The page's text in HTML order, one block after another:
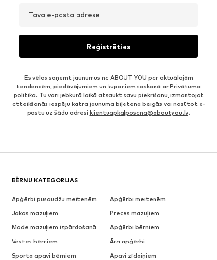
Tava e-pasta adrese
Reģistrēties
Es vēlos saņemt jaunumus no ABOUT YOU par aktuālajām
tendencēm, piedāvājumiem un kuponiem saskaņā ar Privātuma
politika. Tu vari jebkurā laikā atsaukt savu piekrišanu, izmantojot
atteikšanās iespēju katra jaunuma biļetena beigās vai nosūtot e-
pastu uz šādu adresi klientuapkalposana@aboutyou.lv.
BĒRNU KATEGORIJAS
Apģērbi pusaudžu meitenēm
Apģērbi meitenēm
Jakas mazuļiem
Preces mazuļiem
Mode mazuļiem izpārdošanā
Apģērbi bērniem
Vestes bērniem
Āra apģērbi
Sporta apavi bērniem
Apavi zīdaiņiem